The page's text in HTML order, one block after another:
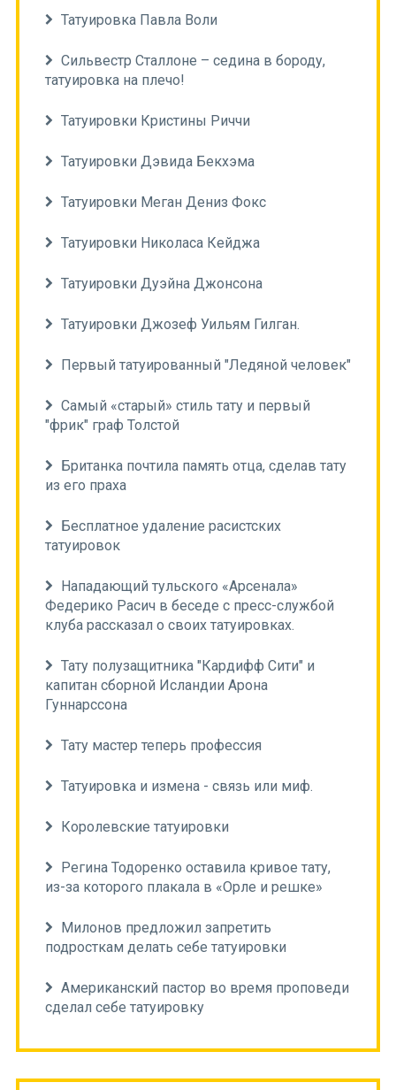
Татуировка Павла Воли
Сильвестр Сталлоне – седина в бороду,
татуировка на плечо!
Татуировки Кристины Риччи
Татуировки Дэвида Бекхэма
Татуировки Меган Дениз Фокс
Татуировки Николаса Кейджа
Татуировки Дуэйна Джонсона
Татуировки Джозеф Уильям Гилган.
Первый татуированный "Ледяной человек"
Самый «старый» стиль тату и первый
"фрик" граф Толстой
Британка почтила память отца, сделав тату
из его праха
Бесплатное удаление расистских
татуировок
Нападающий тульского «Арсенала»
Федерико Расич в беседе с пресс-службой
клуба рассказал о своих татуировках.
Тату полузащитника "Кардифф Сити" и
капитан сборной Исландии Арона
Гуннарссона
Тату мастер теперь профессия
Татуировка и измена - связь или миф.
Королевские татуировки
Регина Тодоренко оставила кривое тату,
из-за которого плакала в «Орле и решке»
Милонов предложил запретить
подросткам делать себе татуировки
Американский пастор во время проповеди
сделал себе татуировку